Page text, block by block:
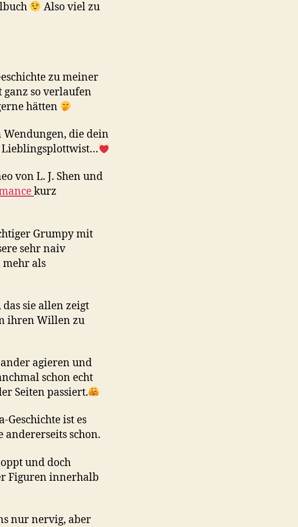
Also viel zu
zu meiner
so verlaufen
hätten
Wendungen, die dein
Lieblingsplottwist…
von L. J. Shen und
kurz
Grumpy mit
sehr naiv
als
sie allen zeigt
ihren Willen zu
agieren und
schon echt
Seiten passiert.
Geschichte ist es
schon.
und doch
Figuren innerhalb
nur nervig, aber